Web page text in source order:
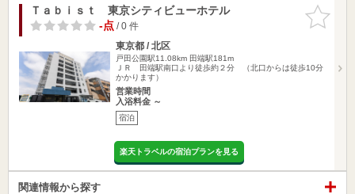
お気に入
りに追加
Ｔａｂｉｓｔ 東京シティビューホテル
-点/ 0 件
東京都 / 北区
戸田公園駅11.08km 田端駅181m
ＪＲ 田端駅南口より徒歩約２分 （北口からは徒歩10分
かかります）
営業時間
入浴料金 ～
宿泊
楽天トラベルの宿泊プランを見る
関連情報から探す